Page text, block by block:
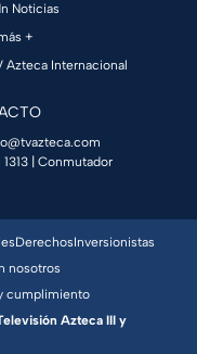
Noticias
+
Azteca Internacional
| Conmutador
DerechosInversionistas
nosotros
cumplimiento
Azteca III y